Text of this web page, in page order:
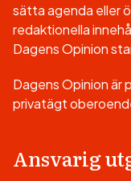
sätta agenda eller
redaktionella
Dagens Opinion
Dagens Opinion är
privatägt
Ansvarig